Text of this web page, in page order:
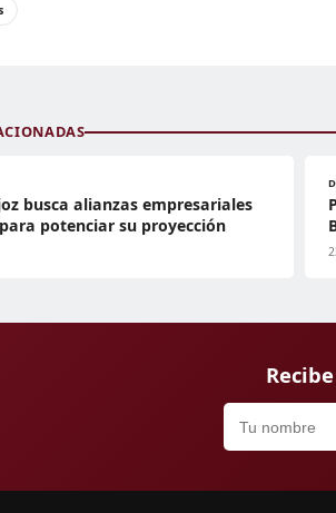
busca alianzas empresariales
potenciar su proyección